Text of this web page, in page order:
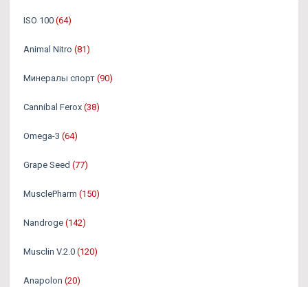
ISO 100 (64)
Animal Nitro (81)
Минералы спорт (90)
Cannibal Ferox (38)
Omega-3 (64)
Grape Seed (77)
MusclePharm (150)
Nandroge (142)
Musclin V.2.0 (120)
Anapolon (20)